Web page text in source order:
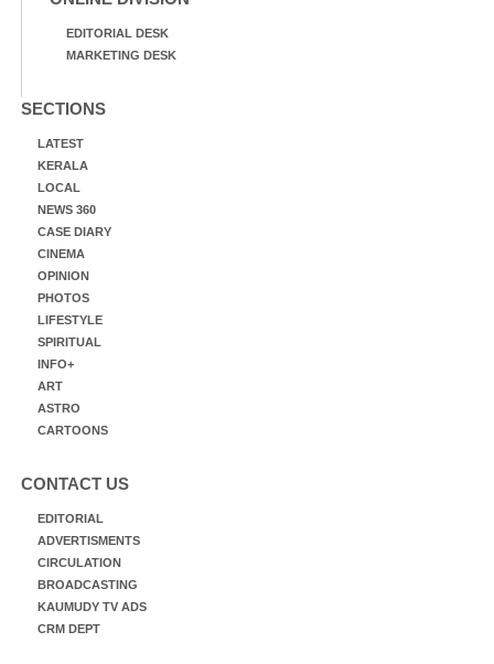
EDITORIAL DESK
MARKETING DESK
SECTIONS
LATEST
KERALA
LOCAL
NEWS 360
CASE DIARY
CINEMA
OPINION
PHOTOS
LIFESTYLE
SPIRITUAL
INFO+
ART
ASTRO
CARTOONS
CONTACT US
EDITORIAL
ADVERTISMENTS
CIRCULATION
BROADCASTING
KAUMUDY TV ADS
CRM DEPT